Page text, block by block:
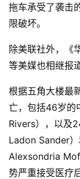
拖车承受了袭击
限破坏。
除美联社外，《
等美媒也相继报
根据五角大楼最
亡，包括46岁
Rivers），以及
Ladon Sander
Alexsondria
势严重接受医疗